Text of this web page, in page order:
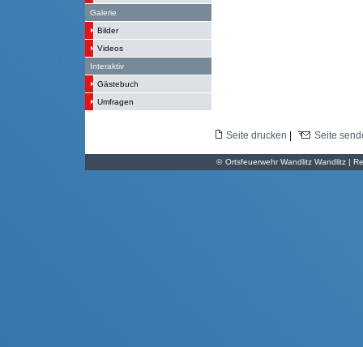
Galerie
Bilder
Videos
Interaktiv
Gästebuch
Umfragen
Seite drucken Seite
© Ortsfeuerwehr Wandlitz Wandlitz |